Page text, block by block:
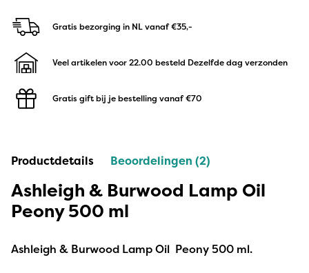
Gratis bezorging in NLvanaf €35,-
Veel artikelen voor 22.00 besteld Dezelfde dag verzonden
Gratis gift bij je bestelling vanaf €70
Productdetails Beoordelingen (2)
Ashleigh & Burwood Lamp Oil
Peony 500 ml
Ashleigh & Burwood Lamp Oil Peony 500 ml.